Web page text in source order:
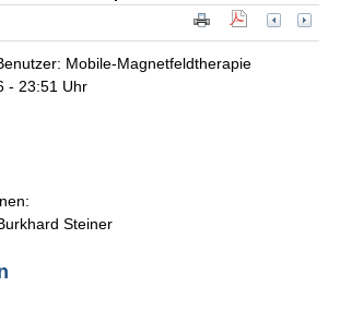
Mobile-Magnetfeldtherapie
- 23:51 Uhr
Steiner